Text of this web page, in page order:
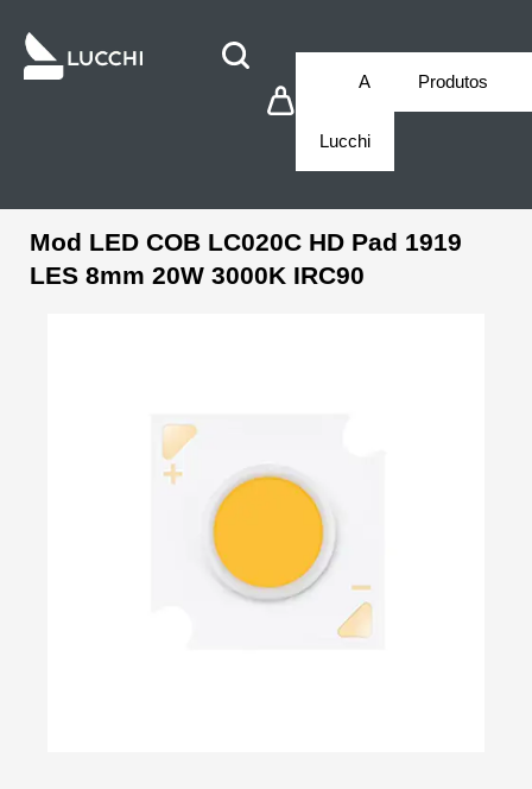
A
Lucchi
Produtos
Mod LED COB LC020C HD Pad 1919
LES 8mm 20W 3000K IRC90